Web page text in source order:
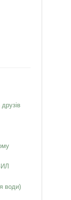
води)